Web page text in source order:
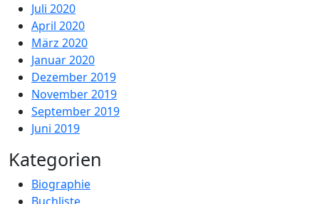
Juli 2020
April 2020
März 2020
Januar 2020
Dezember 2019
November 2019
September 2019
Juni 2019
Kategorien
Biographie